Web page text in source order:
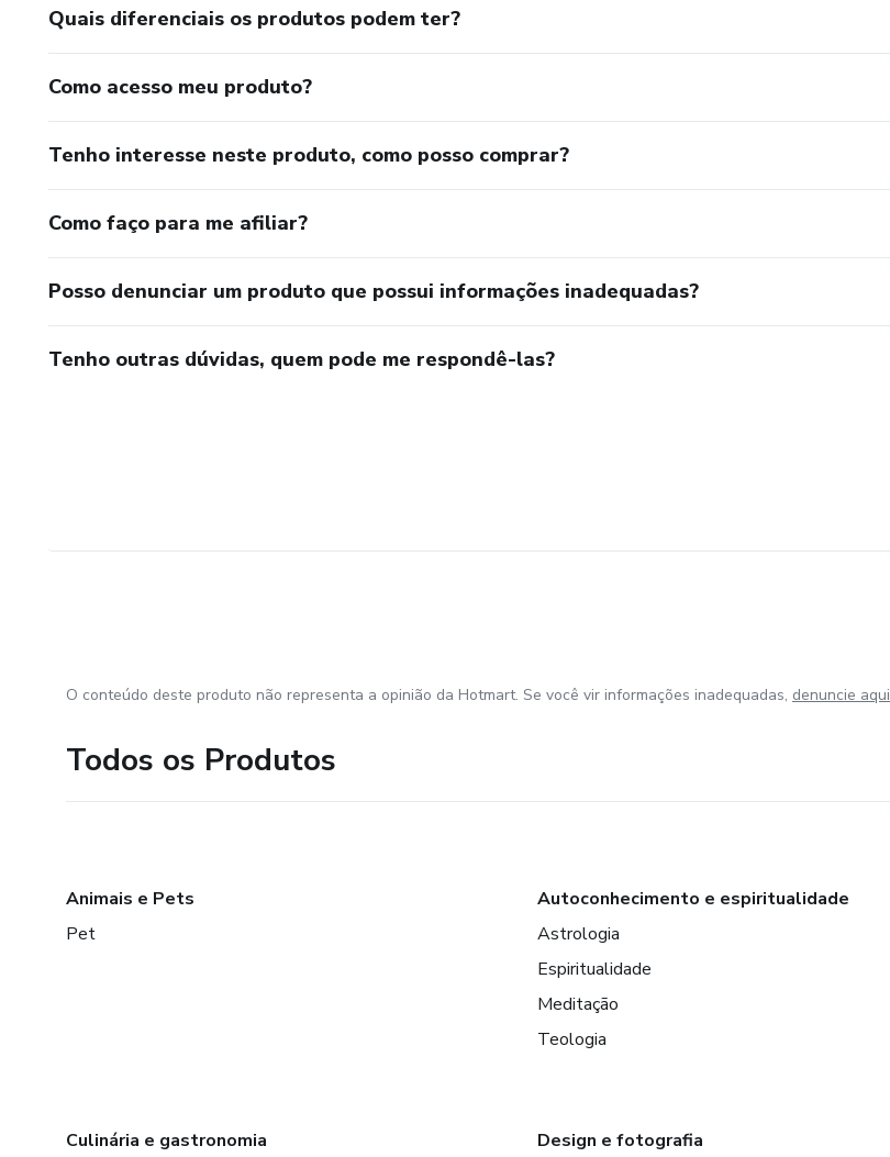
Quais diferenciais os produtos podem ter?
Como acesso meu produto?
Tenho interesse neste produto, como posso comprar?
Como faço para me afiliar?
Posso denunciar um produto que possui informações inadequadas?
Tenho outras dúvidas, quem pode me respondê-las?
O conteúdo deste produto não representa a opinião da Hotmart. Se você vir informações inadequadas, denuncie aqui
Todos os Produtos
Animais e Pets
Pet
Autoconhecimento e espiritualidade
Astrologia
Espiritualidade
Meditação
Teologia
Culinária e gastronomia
Design e fotografia